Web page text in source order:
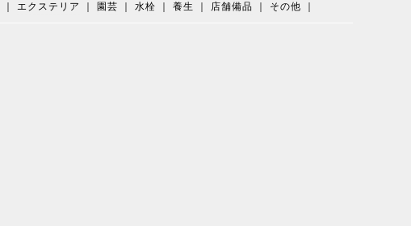
エクステリア 園芸 水栓 養生 店舗備品 その他